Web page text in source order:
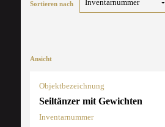
Sortieren nach
Ansicht
Objektbezeichnung
Seiltänzer mit Gewichten
Inventarnummer